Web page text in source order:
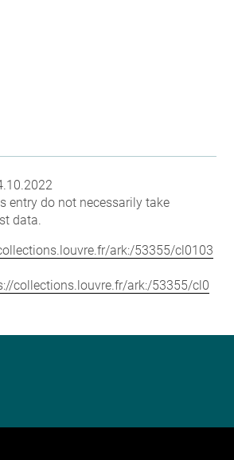
entry do not necessarily take
data.
ark:/53355/cl0103
collections.louvre.fr/ark:/53355/cl0